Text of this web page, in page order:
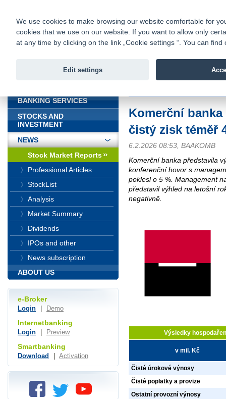
Fio bank
Fio banka
Komerční banka
čistý zisk téměř
6.2.2026 08:53, BAAKOMB
Komerční banka představila
konferenční hovor s
poklesl o 5 %. Management
představil výhled na letošní
negativně.
Výsledky
v mil. Kč
Čisté úrokové výnosy
Čisté poplatky a provize
Ostatní provozní výnosy
BANKING SERVICES
STOCKS AND
INVESTMENT
NEWS
Stock Market Reports
Professional Articles
StockList
Analysis
Market Summary
Dividends
IPOs and other
News subscription
ABOUT US
e-Broker
Login Demo
Internetbanking
Login Preview
Smartbanking
Download Activation
We use cookies to make browsing our website comfortable for
cookies that we use on our website. If you want to allow only
at any time by clicking on the link „Cookie settings “. You can
Edit settings